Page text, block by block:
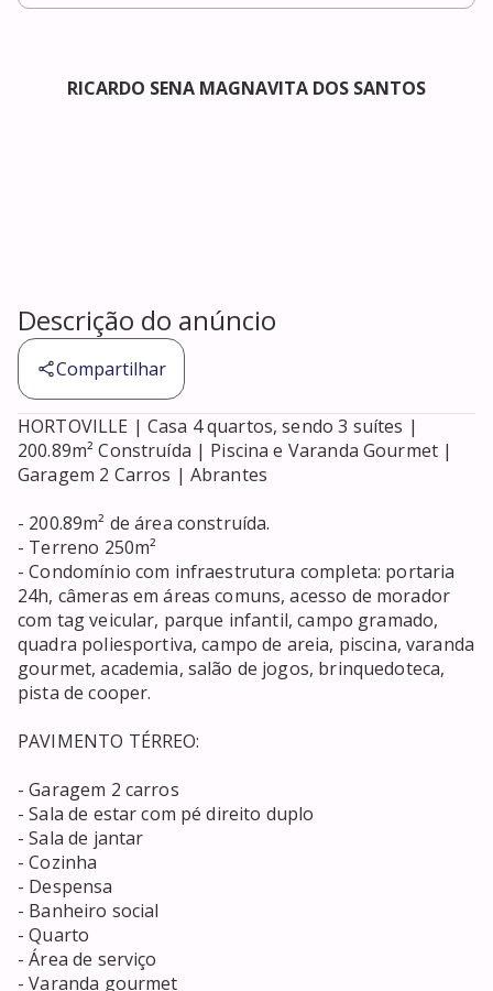
RICARDO SENA MAGNAVITA DOS SANTOS
Descrição do anúncio
Compartilhar
HORTOVILLE | Casa 4 quartos, sendo 3 suítes |
200.89m² Construída | Piscina e Varanda Gourmet |
Garagem 2 Carros | Abrantes
- 200.89m² de área construída.
- Terreno 250m²
- Condomínio com infraestrutura completa: portaria
24h, câmeras em áreas comuns, acesso de morador
com tag veicular, parque infantil, campo gramado,
quadra poliesportiva, campo de areia, piscina, varanda
gourmet, academia, salão de jogos, brinquedoteca,
pista de cooper.
PAVIMENTO TÉRREO:
- Garagem 2 carros
- Sala de estar com pé direito duplo
- Sala de jantar
- Cozinha
- Despensa
- Banheiro social
- Quarto
- Área de serviço
- Varanda gourmet